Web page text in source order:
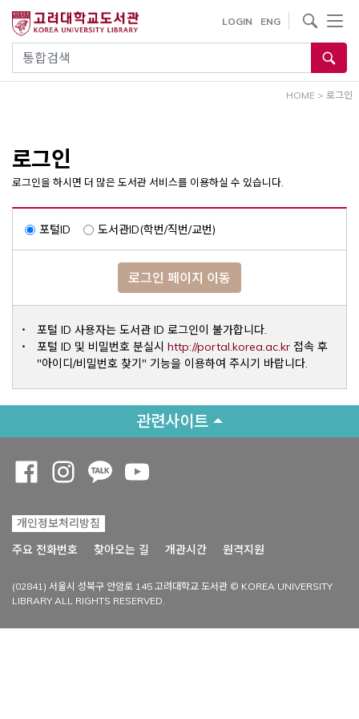
건
통합검색
LOGIN ENG
사이트내 검색
HOME > 로그인
로그인
로그인을 하시면 더 많은 도서관 서비스를 이용하실 수 있습니다.
포털ID 도서관ID(학번/직번/교번)
로그인 페이지 이동
포털 ID 사용자는 도서관 ID 로그인이 불가합니다.
포털 ID 및 비밀번호 분실시 http://portal.korea.ac.krOpens a
접속 후
"아이디/비밀번호 찾기" 기능을 이용하여 주시기 바랍니다.
관련사이트
개인정보처리방침
주요 전화번호
찾아오는 길 개관시간 원격지원
(02841) 서울시 성북구 안암로 145 고려대학교 도서관 © KOREA UNIVERSITY
LIBRARY ALL RIGHTS RESERVED.
Opens a new window
Opens a new window
Opens a new window